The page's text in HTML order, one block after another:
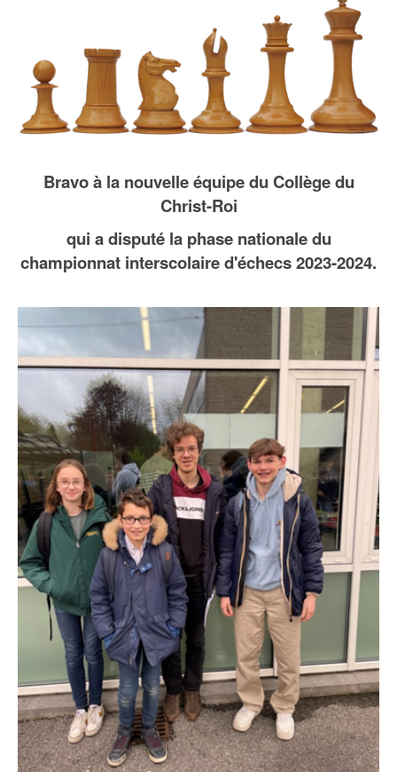
Bravo à la nouvelle équipedu Collège du
Christ-Roi
qui a disputé la phase nationale du
championnat interscolaire d'échecs 2023-2024.